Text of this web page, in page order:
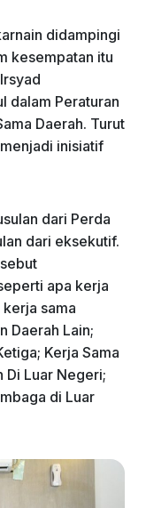
didampingi
kesempatan itu
dalam Peraturan
Daerah. Turut
inisiatif
dari Perda
dari eksekutif.
apa kerja
sama
Daerah Lain;
Kerja Sama
Di Luar Negeri;
di Luar